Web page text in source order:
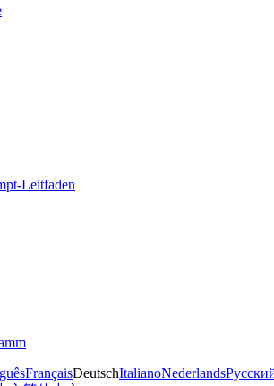
Leitfaden
FrançaisDeutschItalianoNederlands